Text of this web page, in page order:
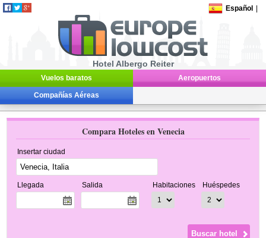
Español
Hotel Albergo Reiter
Vuelos baratos Aeropuertos
Compañías Aéreas
Compara Hoteles en Venecia
Insertar ciudad
Llegada Salida Habitaciones Huéspedes